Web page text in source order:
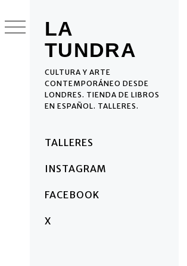
LA
TUNDRA
CULTURA Y ARTE
CONTEMPORÁNEO DESDE
LONDRES. TIENDA DE LIBROS
EN ESPAÑOL. TALLERES.
principal
TALLERES
INSTAGRAM
FACEBOOK
X
al
contenido